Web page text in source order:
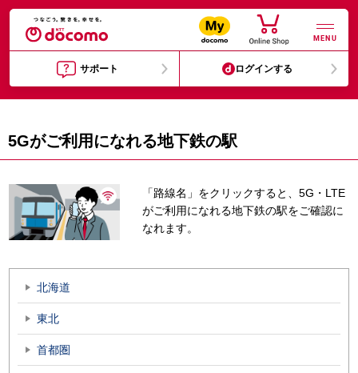
MENU
サポート ログインする
5Gがご利用になれる地下鉄の駅
「路線名」をクリックすると、5G・LTE
がご利用になれる地下鉄の駅をご確認に
なれます。
北海道
東北
首都圏